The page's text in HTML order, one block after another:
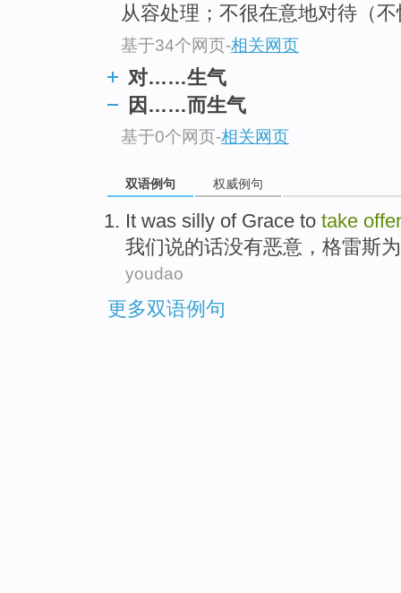
从容处理；不很在意地对待（
基于34个网页-相关网页
对……生气
因……而生气
基于0个网页-相关网页
双语例句 权威例句
It was silly of Grace to take
我们说的话没有恶意， 格雷斯
youdao
更多双语例句